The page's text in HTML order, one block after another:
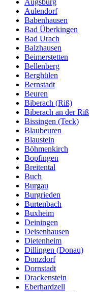
Augsburg
Aulendorf
Babenhausen
Bad Überkingen
Bad Urach
Balzhausen
Beimerstetten
Bellenberg
Berghülen
Bernstadt
Beuren
Biberach (Riß)
Biberach an der Riß
Bissingen (Teck)
Blaubeuren
Blaustein
Böhmenkirch
Bopfingen
Breitental
Buch
Burgau
Burgrieden
Burtenbach
Buxheim
Deiningen
Deisenhausen
Dietenheim
Dillingen (Donau)
Donzdorf
Dornstadt
Drackenstein
Eberhardzell